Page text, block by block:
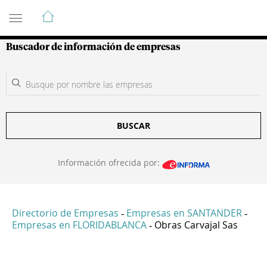
Guía de Empresas Colombianas
Buscador de información de empresas
BUSCAR
Información ofrecida por:
Directorio de Empresas - Empresas en SANTANDER -
Empresas en FLORIDABLANCA - Obras Carvajal Sas